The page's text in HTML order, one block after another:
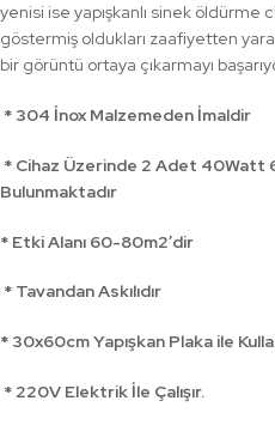
yenisi ise yapışkanlı sinek öldürme
göstermiş oldukları zaafiyetten
bir görüntü ortaya çıkarmayı
* 304 İnox Malzemeden İmaldir
* Cihaz Üzerinde 2 Adet 40Watt
Bulunmaktadır
* Etki Alanı 60-80m2’dir
* Tavandan Askılıdır
* 30x60cm Yapışkan Plaka ile
* 220V Elektrik İle Çalışır.